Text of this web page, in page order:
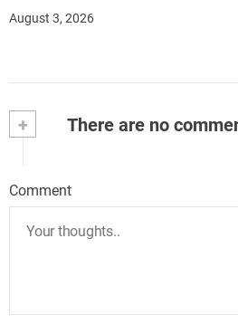
August 3, 2026
+ There are no
Comment